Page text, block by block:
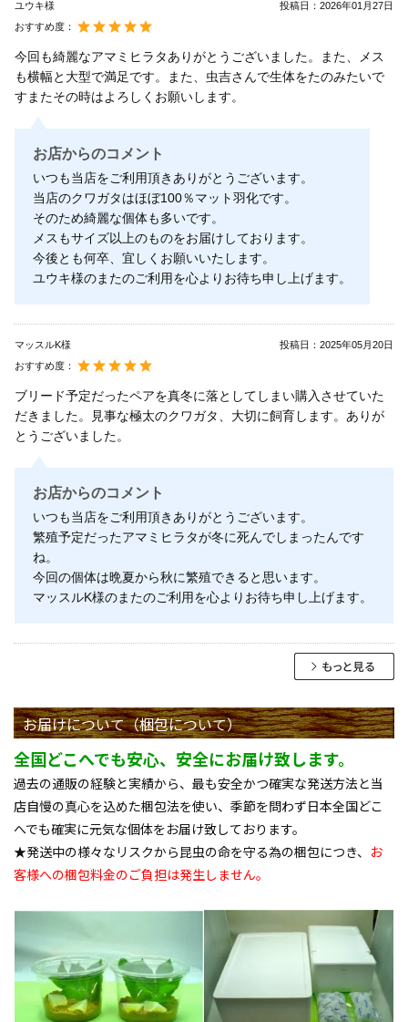
ユウキ様 投稿日： 2026年01月27日
おすすめ度：
今回も綺麗なアマミヒラタありがとうございました。また、メス
も横幅と大型で満足です。また、虫吉さんで生体をたのみたいで
すまたその時はよろしくお願いします。
お店からのコメント
いつも当店をご利用頂きありがとうございます。
当店のクワガタはほぼ100％マット羽化です。
そのため綺麗な個体も多いです。
メスもサイズ以上のものをお届けしております。
今後とも何卒、宜しくお願いいたします。
ユウキ様のまたのご利用を心よりお待ち申し上げます。
マッスルK様 投稿日： 2025年05月20日
おすすめ度：
ブリード予定だったペアを真冬に落としてしまい購入させていた
だきました。見事な極太のクワガタ、大切に飼育します。ありが
とうございました。
お店からのコメント
いつも当店をご利用頂きありがとうございます。
繁殖予定だったアマミヒラタが冬に死んでしまったんです
ね。
今回の個体は晩夏から秋に繁殖できると思います。
マッスルK様のまたのご利用を心よりお待ち申し上げます。
お届けについて（梱包について）
全国どこへでも安心、安全にお届け致します。
過去の通販の経験と実績から、最も安全かつ確実な発送方法と当
店自慢の真心を込めた梱包法を使い、季節を問わず日本全国どこ
へでも確実に元気な個体をお届け致しております。
★発送中の様々なリスクから昆虫の命を守る為の梱包につき、 お
客様への梱包料金のご負担は発生しません。